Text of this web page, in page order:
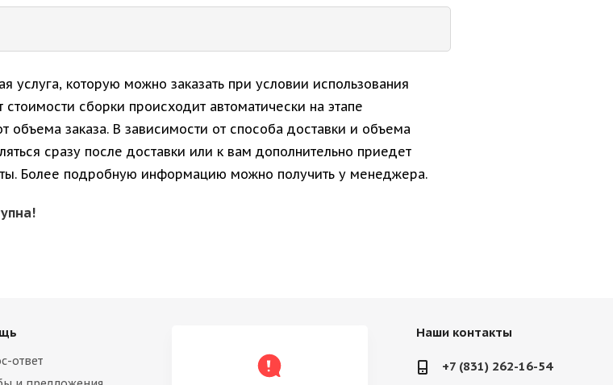
услуга, которую можно заказать при условии использования
сборки происходит автоматически на этапе
объема заказа. В зависимости от способа доставки и объема
сразу после доставки или к вам дополнительно приедет
Более подробную информацию можно получить у менеджера.
ответ
Наши контакты
+7 (831) 262-16-54